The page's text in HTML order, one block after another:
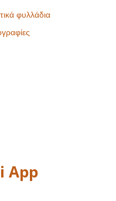
φυλλάδια
App